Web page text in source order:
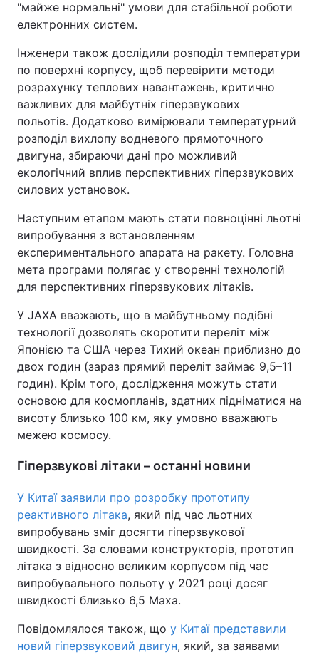
"майже нормальні" умови для стабільної роботи
електронних систем.
Інженери також дослідили розподіл температури
по поверхні корпусу, щоб перевірити методи
розрахунку теплових навантажень, критично
важливих для майбутніх гіперзвукових
польотів. Додатково вимірювали температурний
розподіл вихлопу водневого прямоточного
двигуна, збираючи дані про можливий
екологічний вплив перспективних гіперзвукових
силових установок.
Наступним етапом мають стати повноцінні льотні
випробування з встановленням
експериментального апарата на ракету. Головна
мета програми полягає у створенні технологій
для перспективних гіперзвукових літаків.
У JAXA вважають, що в майбутньому подібні
технології дозволять скоротити переліт між
Японією та США через Тихий океан приблизно до
двох годин (зараз прямий переліт займає 9,5–11
годин). Крім того, дослідження можуть стати
основою для космопланів, здатних підніматися на
висоту близько 100 км, яку умовно вважають
межею космосу.
Гіперзвукові літаки – останні новини
У Китаї заявили про розробку прототипу
реактивного літака, який під час льотних
випробувань зміг досягти гіперзвукової
швидкості. За словами конструкторів, прототип
літака з відносно великим корпусом під час
випробувального польоту у 2021 році досяг
швидкості близько 6,5 Маха.
Повідомлялося також, що у Китаї представили
новий гіперзвуковий двигун, який, за заявами